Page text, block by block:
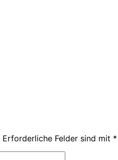
Erforderliche Felder sind mit *